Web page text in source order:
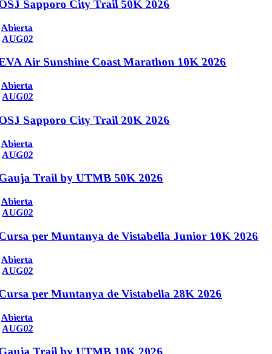
Sapporo City Trail 50K 2026
Abierta
AUG02
Air Sunshine Coast Marathon 10K 2026
Abierta
AUG02
Sapporo City Trail 20K 2026
Abierta
AUG02
Trail by UTMB 50K 2026
Abierta
AUG02
per Muntanya de Vistabella Junior 10K 2026
Abierta
AUG02
per Muntanya de Vistabella 28K 2026
Abierta
AUG02